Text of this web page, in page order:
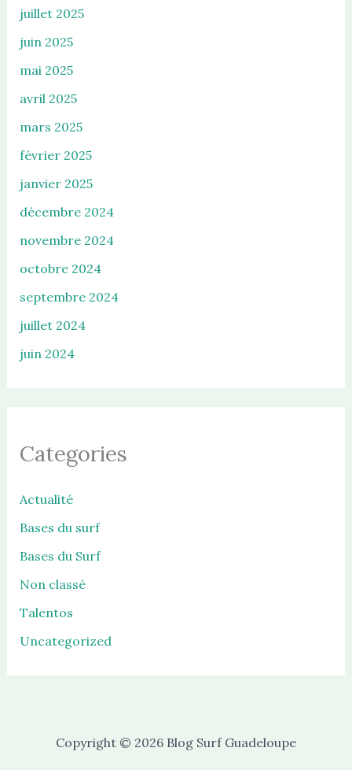
juillet 2025
juin 2025
mai 2025
avril 2025
mars 2025
février 2025
janvier 2025
décembre 2024
novembre 2024
octobre 2024
septembre 2024
juillet 2024
juin 2024
Categories
Actualité
Bases du surf
Bases du Surf
Non classé
Talentos
Uncategorized
Copyright © 2026 Blog Surf Guadeloupe